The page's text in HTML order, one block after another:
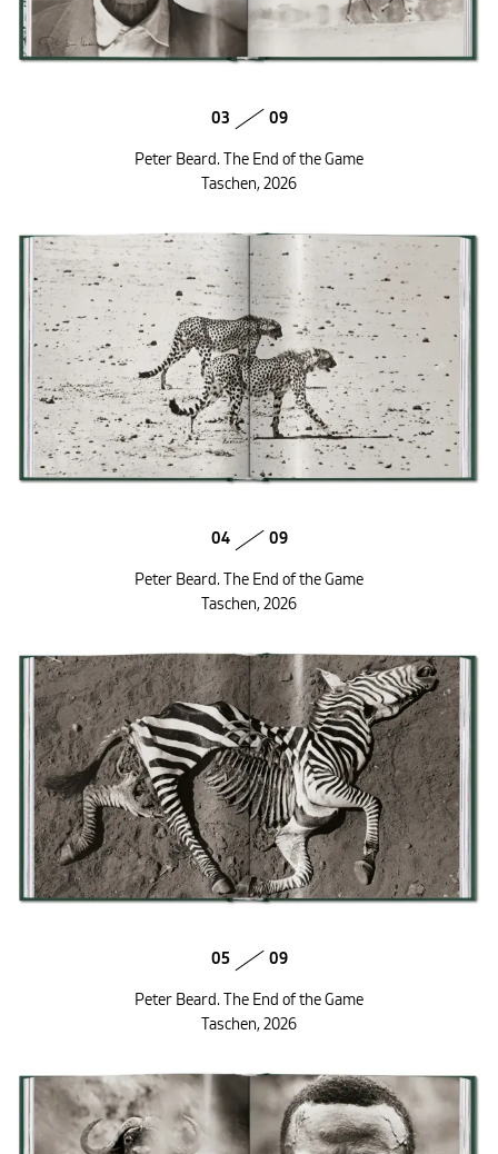
03 09
Peter Beard. The End of the Game
Taschen, 2026
04 09
Peter Beard. The End of the Game
Taschen, 2026
05 09
Peter Beard. The End of the Game
Taschen, 2026